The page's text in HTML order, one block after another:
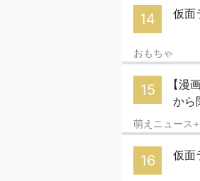
14 仮面
おもちゃ
15
【漫
か
萌えニュース+
16 仮面